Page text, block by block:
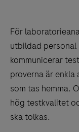
För
utbildad
kommunicerar
proverna är
som tas hemma.
hög testkvalitet
ska tolkas.